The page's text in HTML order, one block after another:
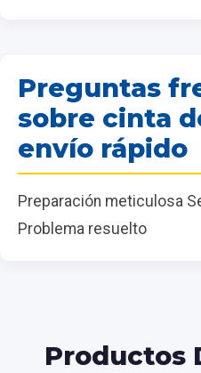
Preguntas
sobre cinta
envío rápido
Preparación meticulosa
Problema resuelto
Productos